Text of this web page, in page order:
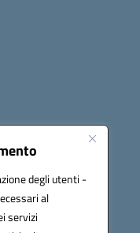
degli utenti -
al
servizi